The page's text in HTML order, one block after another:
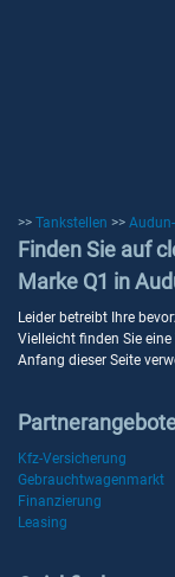
>> Tankstellen >>
Finden Sie auf
Marke Q1 in
Leider betreibt Ihre
Vielleicht finden Sie
Anfang dieser Seite
Kfz-Versicherung
Gebrauchtwagenmarkt
Finanzierung
Leasing